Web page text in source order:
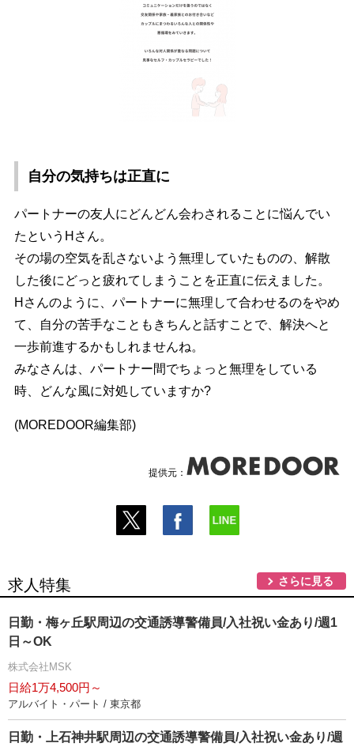
自分の気持ちは正直に
パートナーの友人にどんどん会わされることに悩んでい
たというHさん。
その場の空気を乱さないよう無理していたものの、解散
した後にどっと疲れてしまうことを正直に伝えました。
Hさんのように、パートナーに無理して合わせるのをやめ
て、自分の苦手なこともきちんと話すことで、解決へと
一歩前進するかもしれませんね。
みなさんは、パートナー間でちょっと無理をしている
時、どんな風に対処していますか?
(MOREDOOR編集部)
提供元：
求人特集 さらに見る
日勤・梅ヶ丘駅周辺の交通誘導警備員/入社祝い金あり/週1
日～OK
株式会社MSK
日給1万4,500円～
アルバイト・パート / 東京都
日勤・上石神井駅周辺の交通誘導警備員/入社祝い金あり/週